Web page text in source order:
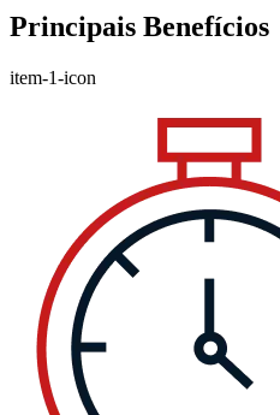
Principais Benefícios
item-1-icon